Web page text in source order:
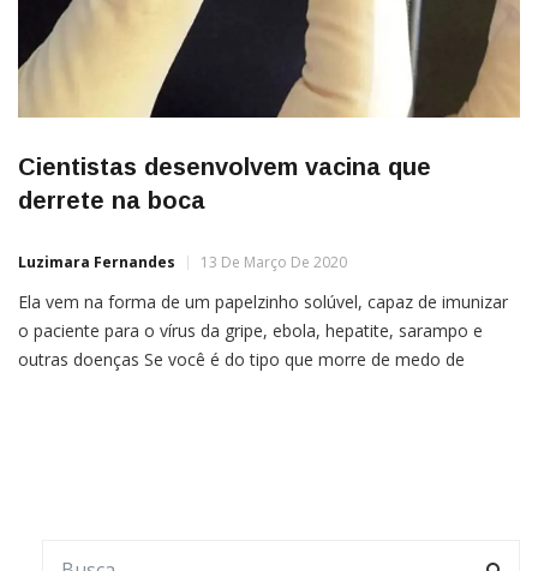
Cientistas desenvolvem vacina que
derrete na boca
Luzimara Fernandes 13 De Março De 2020
Ela vem na forma de um papelzinho solúvel, capaz de imunizar
o paciente para o vírus da gripe, ebola, hepatite, sarampo e
outras doenças Se você é do tipo que morre de medo de